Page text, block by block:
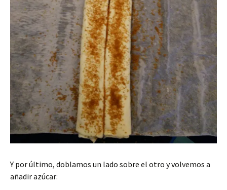
Y por último, doblamos un lado sobre el otro y volvemos a
añadir azúcar: